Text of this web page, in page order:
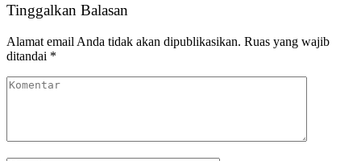
Tinggalkan Balasan
Alamat email Anda tidak akan dipublikasikan. Ruas yang wajib
ditandai *